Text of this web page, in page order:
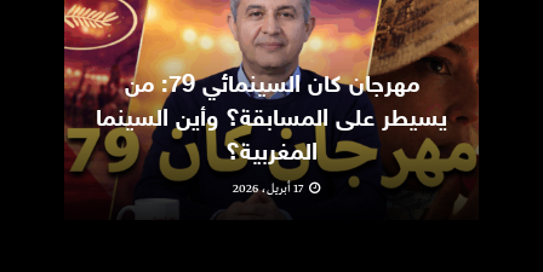
مهرجان كان السينمائي 79: من
يسيطر على المسابقة؟ وأين السينما
المغربية؟
17 أبريل، 2026